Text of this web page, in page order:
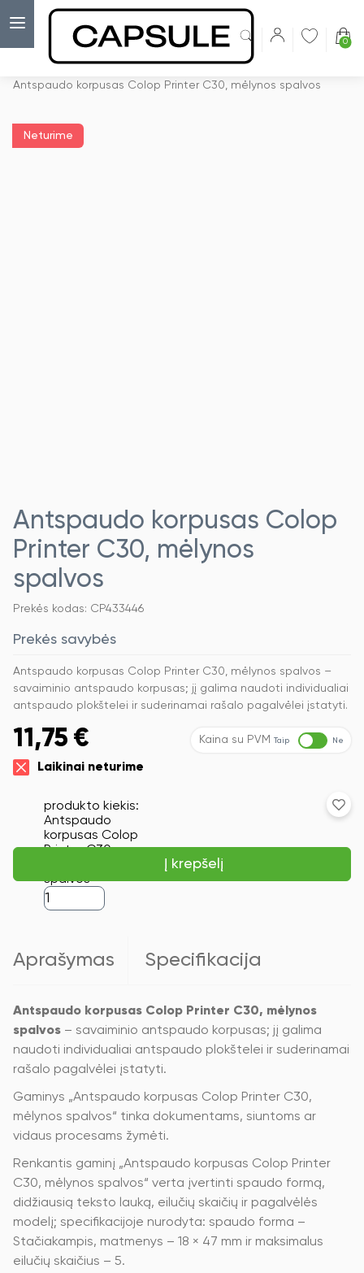
0
Antspaudo korpusas Colop Printer C30, mėlynos spalvos
Neturime
Antspaudo korpusas Colop
Printer C30, mėlynos
spalvos
Prekės kodas: CP433446
Prekės savybės
Antspaudo korpusas Colop Printer C30, mėlynos spalvos –
savaiminio antspaudo korpusas; jį galima naudoti individualiai
antspaudo plokštelei ir suderinamai rašalo pagalvėlei įstatyti.
11,75 € Kaina su PVM Taip Ne
Laikinai neturime
produkto kiekis:
Antspaudo
korpusas Colop
Printer C30,
spalvos
Į krepšelį
Aprašymas Specifikacija
Antspaudo korpusas Colop Printer C30, mėlynos
spalvos – savaiminio antspaudo korpusas; jį galima
naudoti individualiai antspaudo plokštelei ir suderinamai
rašalo pagalvėlei įstatyti.
Gaminys „Antspaudo korpusas Colop Printer C30,
mėlynos spalvos“ tinka dokumentams, siuntoms ar
vidaus procesams žymėti.
Renkantis gaminį „Antspaudo korpusas Colop Printer
C30, mėlynos spalvos“ verta įvertinti spaudo formą,
didžiausią teksto lauką, eilučių skaičių ir pagalvėlės
modelį; specifikacijoje nurodyta: spaudo forma –
Stačiakampis, matmenys – 18 × 47 mm ir maksimalus
eilučių skaičius – 5.